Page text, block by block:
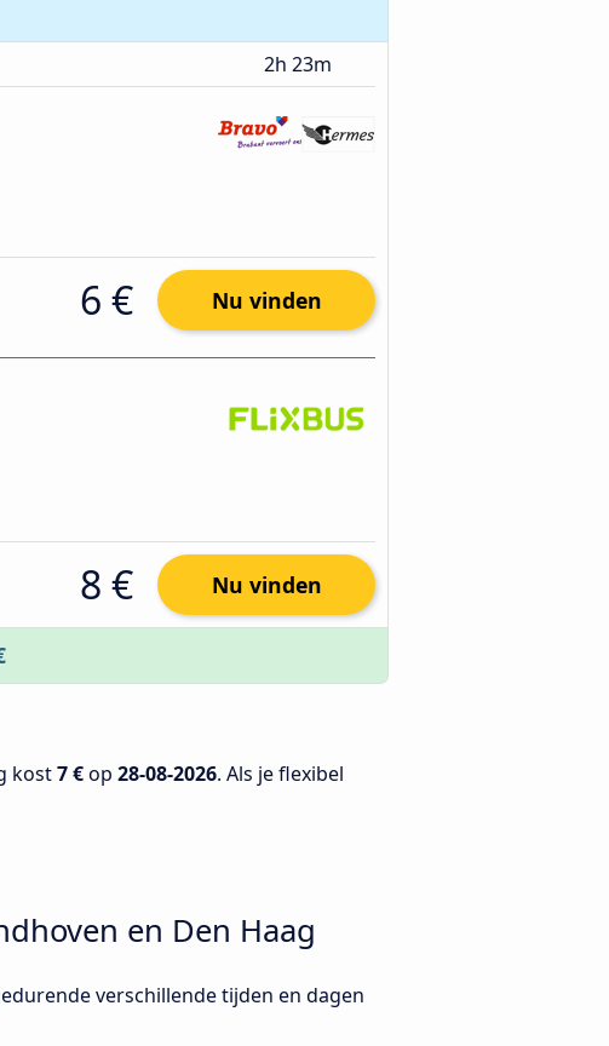
2h 23m
6 € Nu vinden
8 € Nu vinden
kost7 €op 28-08-2026. Als je flexibel
en Den Haag
verschillende tijden en dagen